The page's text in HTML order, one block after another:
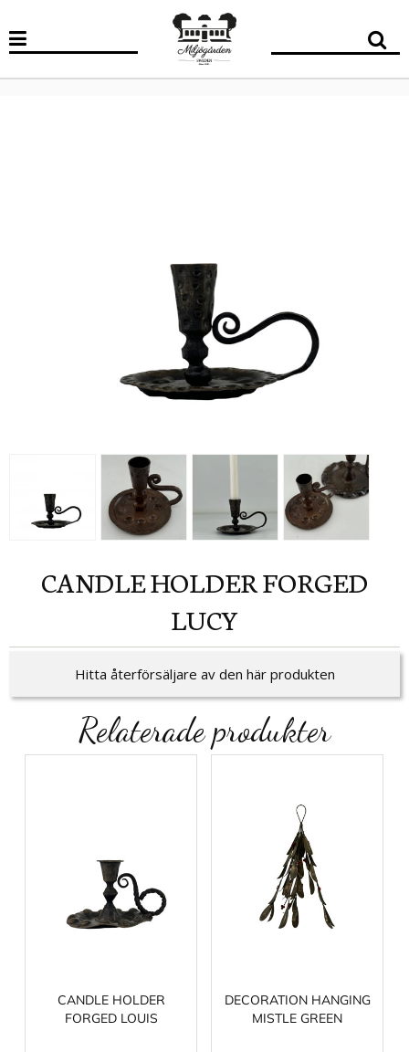
CANDLE HOLDER FORGED
LUCY
Hitta återförsäljare av den här produkten
Relaterade produkter
CANDLE HOLDER
FORGED LOUIS
DECORATION HANGING
MISTLE GREEN